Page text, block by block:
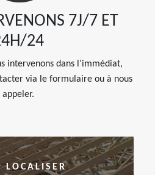
7J/7 ET
24
intervenons dans l’immédiat,
via le formulaire ou à nous
appeler.
LOCALISER